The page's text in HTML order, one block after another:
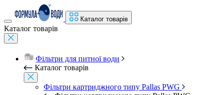
Каталог товарів
Каталог товарів
Фільтри для питної води
Каталог товарів
Фільтри картриджного типу Pallas PWG